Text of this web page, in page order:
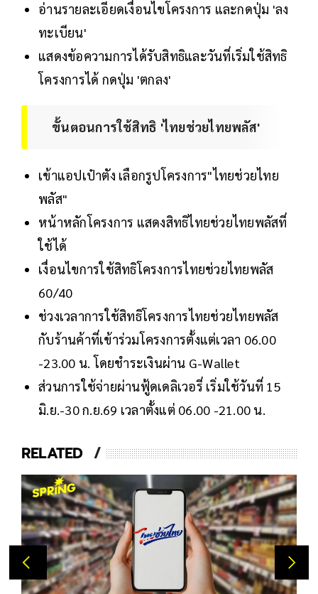
อ่านรายละเอียดเงื่อนไขโครงการ และกดปุ่ม 'ลง
ทะเบียน'
แสดงข้อความการได้รับสิทธิและวันที่เริ่มใช้สิทธิ
โครงการได้ กดปุ่ม 'ตกลง'
ขั้นตอนการใช้สิทธิ 'ไทยช่วยไทยพลัส'
เข้าแอปเป๋าตัง เลือกรูปโครงการ"ไทยช่วยไทย
พลัส"
หน้าหลักโครงการ แสดงสิทธิไทยช่วยไทยพลัสที่
ใช้ได้
เงื่อนไขการใช้สิทธิโครงการไทยช่วยไทยพลัส
60/40
ช่วงเวลาการใช้สิทธิโครงการไทยช่วยไทยพลัส
กับร้านค้าที่เข้าร่วมโครงการตั้งแต่เวลา 06.00
-23.00 น. โดยชำระเงินผ่าน G-Wallet
ส่วนการใช้จ่ายผ่านฟู้ดเดลิเวอรี่ เริ่มใช้วันที่ 15
มิ.ย.-30 ก.ย.69 เวลาตั้งแต่ 06.00 -21.00 น.
RELATED